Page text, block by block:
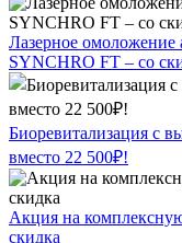
Лазерное
SYNCHRO FT – со
Биоревитализация с
вместо 22 500₽!
Акция на
скидка